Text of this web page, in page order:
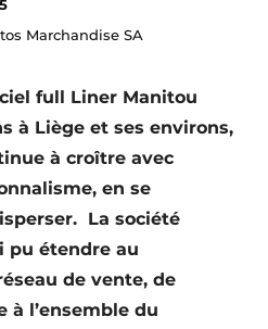
Marchandise SA
full Liner Manitou
à Liège et ses environs,
à croître avec
en se
La société
pu étendre au
de vente, de
à l’ensemble du